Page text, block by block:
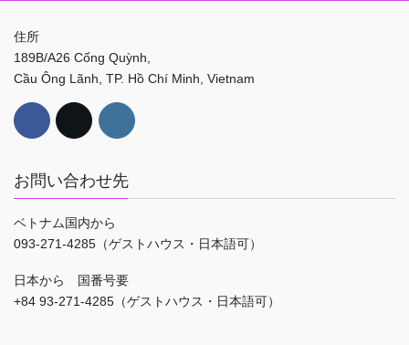
住所
189B/A26 Cống Quỳnh,
Cầu Ông Lãnh, TP. Hồ Chí Minh, Vietnam
お問い合わせ先
ベトナム国内から
093-271-4285（ゲストハウス・日本語可）
日本から 国番号要
+84 93-271-4285（ゲストハウス・日本語可）